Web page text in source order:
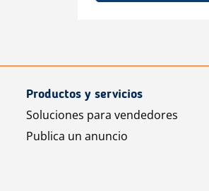
Productos y servicios
Soluciones para vendedores
Publica un anuncio